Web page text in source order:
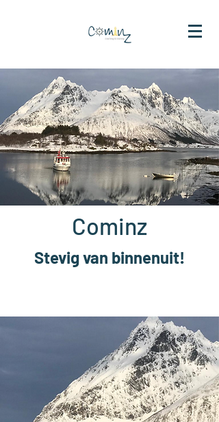
Cominz
Stevig van binnenuit!